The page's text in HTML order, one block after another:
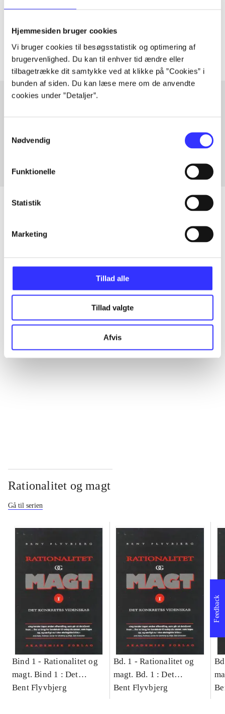
Hjemmesiden bruger cookies
Vi bruger cookies til besøgsstatistik og optimering af
brugervenlighed. Du kan til enhver tid ændre eller
tilbagetrække dit samtykke ved at klikke på ”Cookies” i
bunden af siden. Du kan læse mere om de anvendte
cookies under ”Detaljer”.
Nødvendig
Funktionelle
Statistik
Marketing
Tillad alle
Tillad valgte
Afvis
Artiklerne i handler ofte om
Fra
Artikler
Rationalitet og magt
Gå til serien
Bind 1 - Rationalitet og
magt. Bind 1 : Det
konkretes videnskab
Bent Flyvbjerg
Bd. 1 -Rationalitet og
magt. Bd. 1 : Det
konkretes videnskab
Bent Flyvbjerg
Feedback